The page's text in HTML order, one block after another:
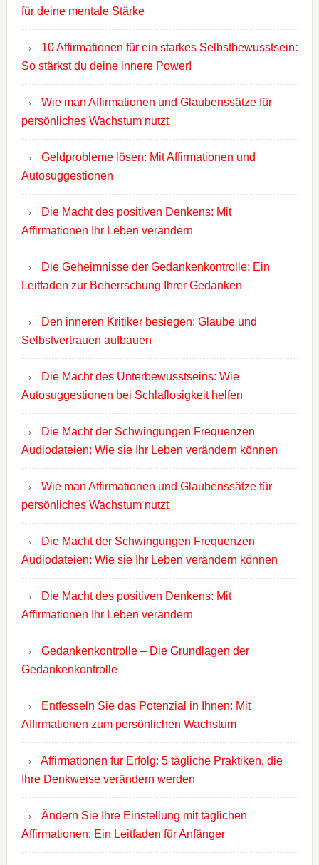
für deine mentale Stärke
10 Affirmationen für ein starkes Selbstbewusstsein:
So stärkst du deine innere Power!
Wie man Affirmationen und Glaubenssätze für
persönliches Wachstum nutzt
Geldprobleme lösen: Mit Affirmationen und
Autosuggestionen
Die Macht des positiven Denkens: Mit
Affirmationen Ihr Leben verändern
Die Geheimnisse der Gedankenkontrolle: Ein
Leitfaden zur Beherrschung Ihrer Gedanken
Den inneren Kritiker besiegen: Glaube und
Selbstvertrauen aufbauen
Die Macht des Unterbewusstseins: Wie
Autosuggestionen bei Schlaflosigkeit helfen
Die Macht der Schwingungen Frequenzen
Audiodateien: Wie sie Ihr Leben verändern können
Wie man Affirmationen und Glaubenssätze für
persönliches Wachstum nutzt
Die Macht der Schwingungen Frequenzen
Audiodateien: Wie sie Ihr Leben verändern können
Die Macht des positiven Denkens: Mit
Affirmationen Ihr Leben verändern
Gedankenkontrolle – Die Grundlagen der
Gedankenkontrolle
Entfesseln Sie das Potenzial in Ihnen: Mit
Affirmationen zum persönlichen Wachstum
Affirmationen für Erfolg: 5 tägliche Praktiken, die
Ihre Denkweise verändern werden
Ändern Sie Ihre Einstellung mit täglichen
Affirmationen: Ein Leitfaden für Anfänger